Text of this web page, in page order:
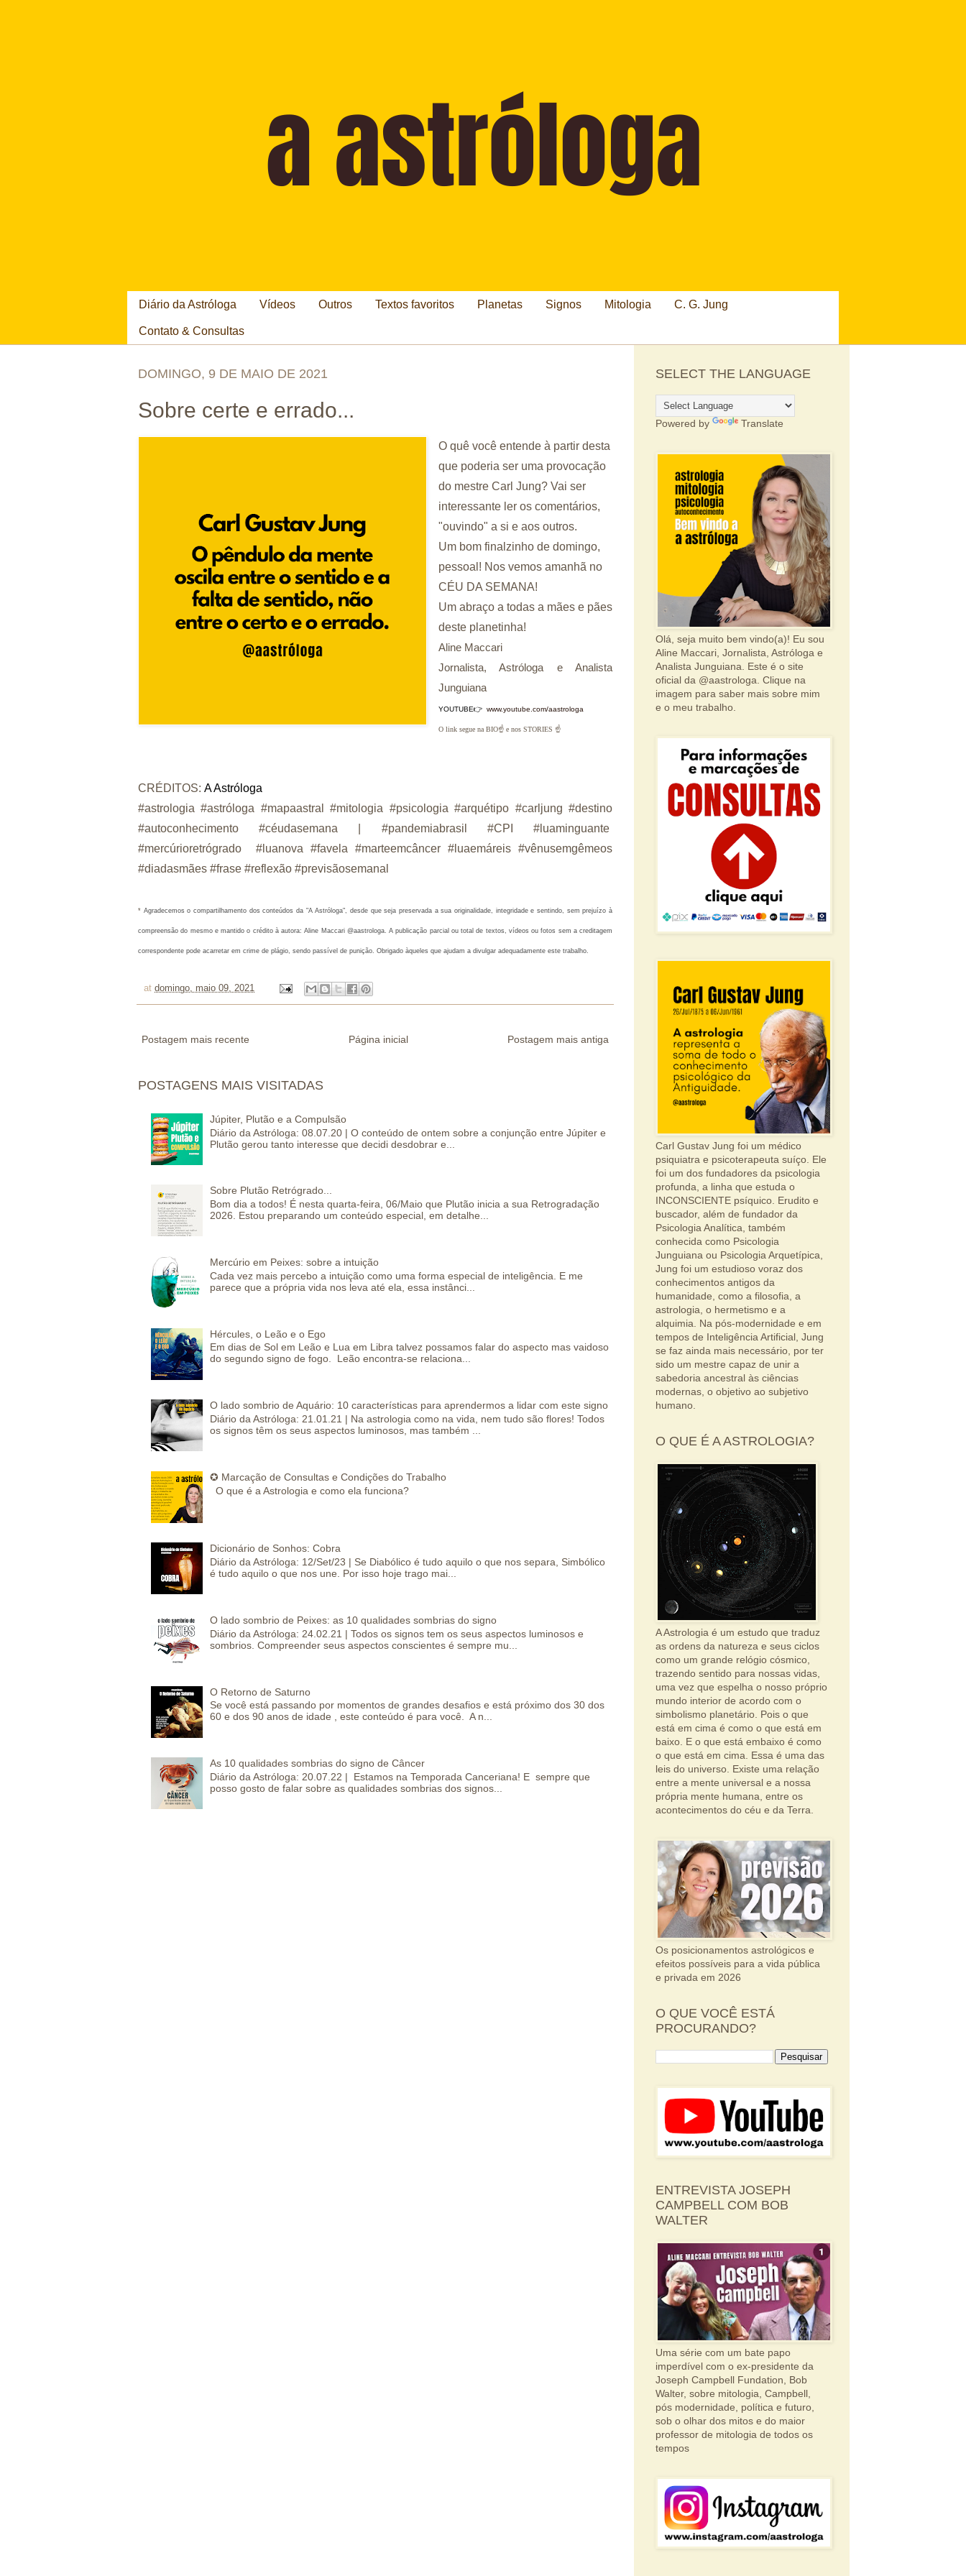
Diário da Astróloga Vídeos Outros Textos favoritos Planetas Signos Mitologia C. G. Jung
Contato & Consultas
DOMINGO, 9 DE MAIO DE 2021
Sobre certe e errado...
O quê você entende à partir desta
que poderia ser uma provocação
do mestre Carl Jung? Vai ser
interessante ler os comentários,
"ouvindo" a si e aos outros.
Um bom finalzinho de domingo,
pessoal! Nos vemos amanhã no
CÉU DA SEMANA!
Um abraço a todas a mães e pães
deste planetinha!
Aline Maccari
Jornalista, Astróloga e Analista
Junguiana
YOUTUBE👉 www.youtube.com/aastrologa
O link segue na BIO☝ e nos STORIES ☝
CRÉDITOS: A Astróloga
#astrologia #astróloga #mapaastral #mitologia #psicologia #arquétipo #carljung #destino
#autoconhecimento #céudasemana | #pandemiabrasil #CPI #luaminguante
#mercúrioretrógrado #luanova #favela #marteemcâncer #luaemáreis #vênusemgêmeos
#diadasmães #frase #reflexão #previsãosemanal
* Agradecemos o compartilhamento dos conteúdos da "A Astróloga", desde que seja preservada a sua originalidade, integridade e sentindo, sem prejuízo à
compreensão do mesmo e mantido o crédito à autora: Aline Maccari @aastrologa. A publicação parcial ou total de textos, vídeos ou fotos sem a creditagem
correspondente pode acarretar em crime de plágio, sendo passível de punição. Obrigado àqueles que ajudam a divulgar adequadamente este trabalho.
at domingo, maio 09, 2021
Postagem mais recente Postagem mais antiga
Página inicial
POSTAGENS MAIS VISITADAS
Júpiter, Plutão e a Compulsão
Diário da Astróloga: 08.07.20 | O conteúdo de ontem sobre a conjunção entre Júpiter e
Plutão gerou tanto interesse que decidi desdobrar e...
Sobre Plutão Retrógrado...
Bom dia a todos! É nesta quarta-feira, 06/Maio que Plutão inicia a sua Retrogradação
2026. Estou preparando um conteúdo especial, em detalhe...
Mercúrio em Peixes: sobre a intuição
Cada vez mais percebo a intuição como uma forma especial de inteligência. E me
parece que a própria vida nos leva até ela, essa instânci...
Hércules, o Leão e o Ego
Em dias de Sol em Leão e Lua em Libra talvez possamos falar do aspecto mas vaidoso
do segundo signo de fogo. Leão encontra-se relaciona...
O lado sombrio de Aquário: 10 características para aprendermos a lidar com este signo
Diário da Astróloga: 21.01.21 | Na astrologia como na vida, nem tudo são flores! Todos
os signos têm os seus aspectos luminosos, mas também ...
✪ Marcação de Consultas e Condições do Trabalho
O que é a Astrologia e como ela funciona?
Dicionário de Sonhos: Cobra
Diário da Astróloga: 12/Set/23 | Se Diabólico é tudo aquilo o que nos separa, Simbólico
é tudo aquilo o que nos une. Por isso hoje trago mai...
O lado sombrio de Peixes: as 10 qualidades sombrias do signo
Diário da Astróloga: 24.02.21 | Todos os signos tem os seus aspectos luminosos e
sombrios. Compreender seus aspectos conscientes é sempre mu...
O Retorno de Saturno
Se você está passando por momentos de grandes desafios e está próximo dos 30 dos
60 e dos 90 anos de idade , este conteúdo é para você. A n...
As 10 qualidades sombrias do signo de Câncer
Diário da Astróloga: 20.07.22 | Estamos na Temporada Canceriana! E sempre que
posso gosto de falar sobre as qualidades sombrias dos signos...
SELECT THE LANGUAGE
Powered by Translate
Olá, seja muito bem vindo(a)! Eu sou
Aline Maccari, Jornalista, Astróloga e
Analista Junguiana. Este é o site
oficial da @aastrologa. Clique na
imagem para saber mais sobre mim
e o meu trabalho.
Carl Gustav Jung foi um médico
psiquiatra e psicoterapeuta suíço. Ele
foi um dos fundadores da psicologia
profunda, a linha que estuda o
INCONSCIENTE psíquico. Erudito e
buscador, além de fundador da
Psicologia Analítica, também
conhecida como Psicologia
Junguiana ou Psicologia Arquetípica,
Jung foi um estudioso voraz dos
conhecimentos antigos da
humanidade, como a filosofia, a
astrologia, o hermetismo e a
alquimia. Na pós-modernidade e em
tempos de Inteligência Artificial, Jung
se faz ainda mais necessário, por ter
sido um mestre capaz de unir a
sabedoria ancestral às ciências
modernas, o objetivo ao subjetivo
humano.
O QUE É A ASTROLOGIA?
A Astrologia é um estudo que traduz
as ordens da natureza e seus ciclos
como um grande relógio cósmico,
trazendo sentido para nossas vidas,
uma vez que espelha o nosso próprio
mundo interior de acordo com o
simbolismo planetário. Pois o que
está em cima é como o que está em
baixo. E o que está embaixo é como
o que está em cima. Essa é uma das
leis do universo. Existe uma relação
entre a mente universal e a nossa
própria mente humana, entre os
acontecimentos do céu e da Terra.
Os posicionamentos astrológicos e
efeitos possíveis para a vida pública
e privada em 2026
O QUE VOCÊ ESTÁ
PROCURANDO?
ENTREVISTA JOSEPH
CAMPBELL COM BOB
WALTER
Uma série com um bate papo
imperdível com o ex-presidente da
Joseph Campbell Fundation, Bob
Walter, sobre mitologia, Campbell,
pós modernidade, política e futuro,
sob o olhar dos mitos e do maior
professor de mitologia de todos os
tempos